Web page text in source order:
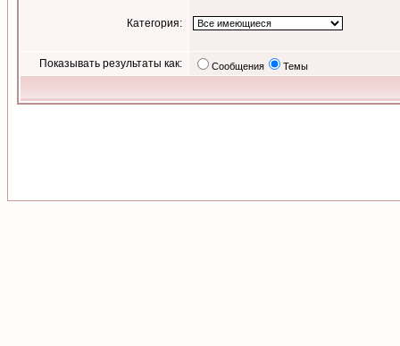
Категория:
Показывать результаты как: Сообщения Темы